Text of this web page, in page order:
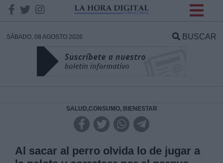
SÁBADO, 08 AGOSTO 2026 BUSCAR
SALUD,CONSUMO, BIENESTAR
Al sacar al perro olvida lo de jugar a
DATOS
Responsable: